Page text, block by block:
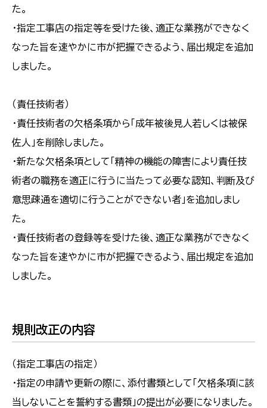
た。
・指定工事店の指定等を受けた後、適正な業務ができなく
なった旨を速やかに市が把握できるよう、届出規定を追加
しました。
（責任技術者）
・責任技術者の欠格条項から「成年被後見人若しくは被保
佐人」を削除しました。
・新たな欠格条項として「精神の機能の障害により責任技
術者の職務を適正に行うに当たって必要な認知、判断及び
意思疎通を適切に行うことができない者」を追加しまし
た。
・責任技術者の登録等を受けた後、適正な業務ができなく
なった旨を速やかに市が把握できるよう、届出規定を追加
しました。
規則改正の内容
（指定工事店の指定）
・指定の申請や更新の際に、添付書類として「欠格条項に該
当しないことを誓約する書類」の提出が必要になりました。